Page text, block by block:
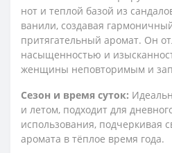
нот и теплой базой из
ванили, создавая
притягательный аромат. Он
насыщенностью и
женщины неповторимым и
Сезон и время суток:
и летом, подходит для
использования, подчеркивая
аромата в тёплое время года.